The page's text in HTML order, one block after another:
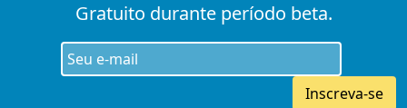
Gratuito durante período beta.
Inscreva-se